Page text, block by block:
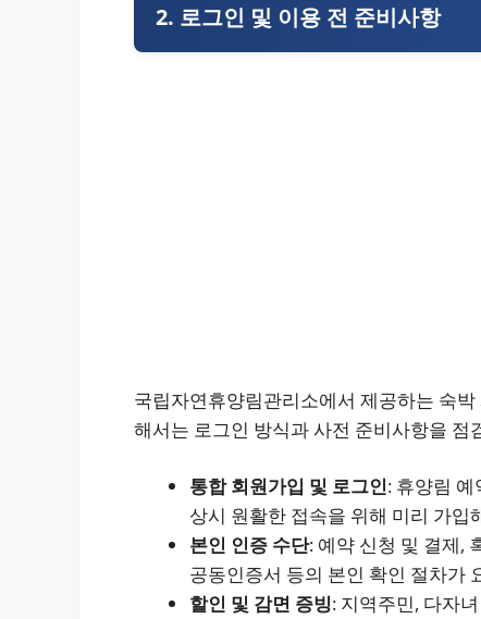
2. 로그인 및 이용 전 준비사항
국립자연휴양림관리소에서 제공하는 숙
해서는 로그인 방식과 사전 준비사항을 점
통합 회원가입 및 로그인: 휴양림
상시 원활한 접속을 위해 미리 가입
본인 인증 수단: 예약 신청 및 결제,
공동인증서 등의 본인 확인 절차가
할인 및 감면 증빙: 지역주민, 다자